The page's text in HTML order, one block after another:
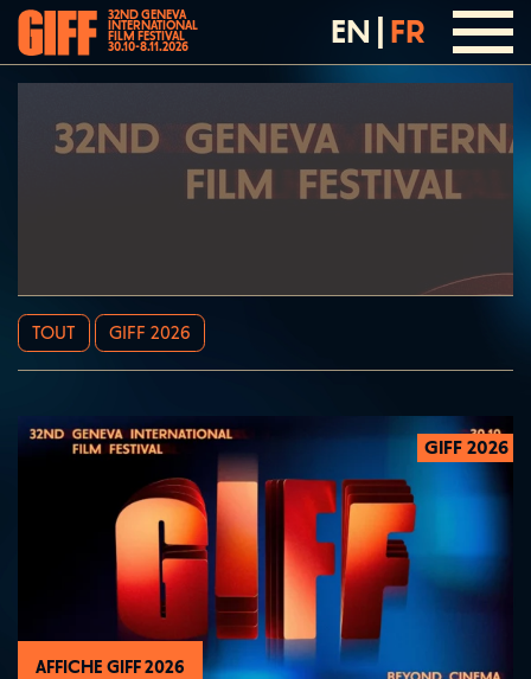
32ND GENEVA
INTERNATIONAL
FILM FESTIVAL
30.10-8.11.2026 EN FR
TOUT GIFF 2026
2026
GIFF 2026
AFFICHE GIFF 2026